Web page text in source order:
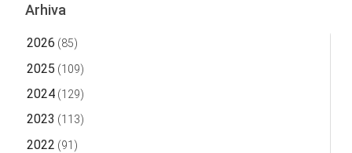
Arhiva
2026 (85)
2025 (109)
2024(129)
2023 (113)
2022 (91)